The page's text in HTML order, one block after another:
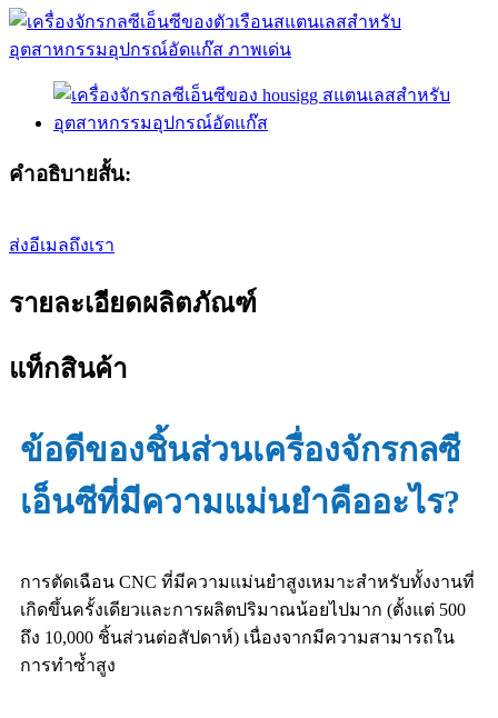
คำอธิบายสั้น:
ส่งอีเมลถึงเรา
รายละเอียดผลิตภัณฑ์
แท็กสินค้า
ข้อดีของชิ้นส่วนเครื่องจักรกลซี
เอ็นซีที่มีความแม่นยำคืออะไร?
การตัดเฉือน CNC ที่มีความแม่นยำสูงเหมาะสำหรับทั้งงานที่
เกิดขึ้นครั้งเดียวและการผลิตปริมาณน้อยไปมาก (ตั้งแต่ 500
ถึง 10,000 ชิ้นส่วนต่อสัปดาห์) เนื่องจากมีความสามารถใน
การทำซ้ำสูง